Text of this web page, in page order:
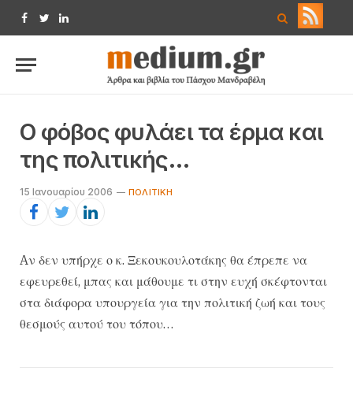
Facebook
TwitterLinkedIn
Ο φόβος φυλάει τα έρμα και
της πολιτικής…
15 Ιανουαρίου 2006 ΠΟΛΙΤΙΚΉ
Aν δεν υπήρχε ο κ. Ξεκουκουλοτάκης θα έπρεπε να
εφευρεθεί, μπας και μάθουμε τι στην ευχή σκέφτονται
στα διάφορα υπουργεία για την πολιτική ζωή και τους
θεσμούς αυτού του τόπου…